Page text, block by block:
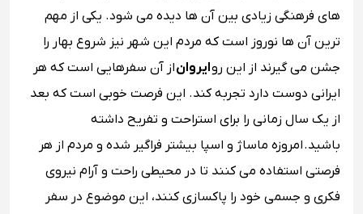
های فرهنگی زیادی بین آن ها دیده می شود. یکی از مهم
ترین آن ها نوروز است که مردم این شهر نیز شروع بهار را
جشن می گیرند از این روایرواناز آن سفرهایی است که هر
ایرانی دوست دارد تجربه کند. این فرصت خوبی است که بعد
از یک سال زمانی را برای استراحت و تفریح داشته
باشید. امروزه ماساژ و اسپا بیشتر فراگیر شده و مردم از هر
فرصتی استفاده می کنند تا در محیطی راحت و آرام نیروی
فکری و جسمی خود را پاکسازی کنند، این موضوع در سفر